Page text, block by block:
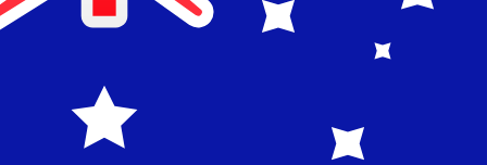
Trasferimenti di denaro internazionali Xe